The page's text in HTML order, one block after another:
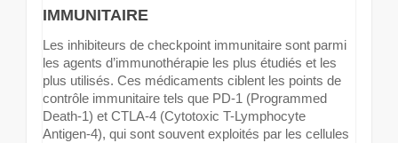
IMMUNITAIRE
Les inhibiteurs de checkpoint immunitaire sont parmi
les agents d’immunothérapie les plus étudiés et les
plus utilisés. Ces médicaments ciblent les points de
contrôle immunitaire tels que PD-1 (Programmed
Death-1) et CTLA-4 (Cytotoxic T-Lymphocyte
Antigen-4), qui sont souvent exploités par les cellules